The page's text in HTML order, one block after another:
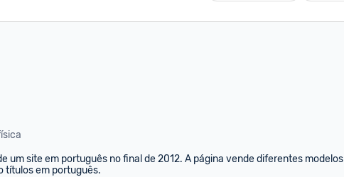
um site em português no final de 2012. A página vende diferentes modelos
títulos em português.